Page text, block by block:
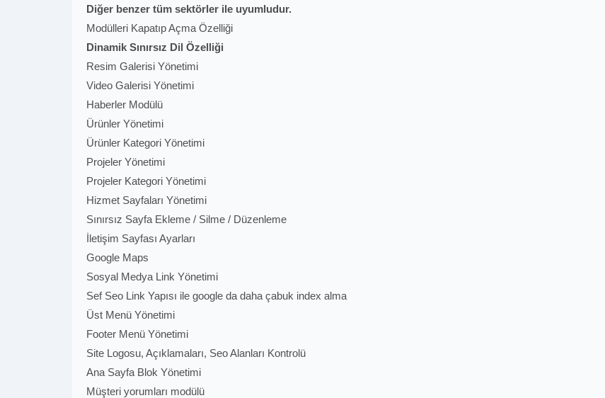
Diğer benzer tüm sektörler ile uyumludur.
Modülleri Kapatıp Açma Özelliği
Dinamik Sınırsız Dil Özelliği
Resim Galerisi Yönetimi
Video Galerisi Yönetimi
Haberler Modülü
Ürünler Yönetimi
Ürünler Kategori Yönetimi
Projeler Yönetimi
Projeler Kategori Yönetimi
Hizmet Sayfaları Yönetimi
Sınırsız Sayfa Ekleme / Silme / Düzenleme
İletişim Sayfası Ayarları
Google Maps
Sosyal Medya Link Yönetimi
Sef Seo Link Yapısı ile google da daha çabuk index alma
Üst Menü Yönetimi
Footer Menü Yönetimi
Site Logosu, Açıklamaları, Seo Alanları Kontrolü
Ana Sayfa Blok Yönetimi
Müşteri yorumları modülü